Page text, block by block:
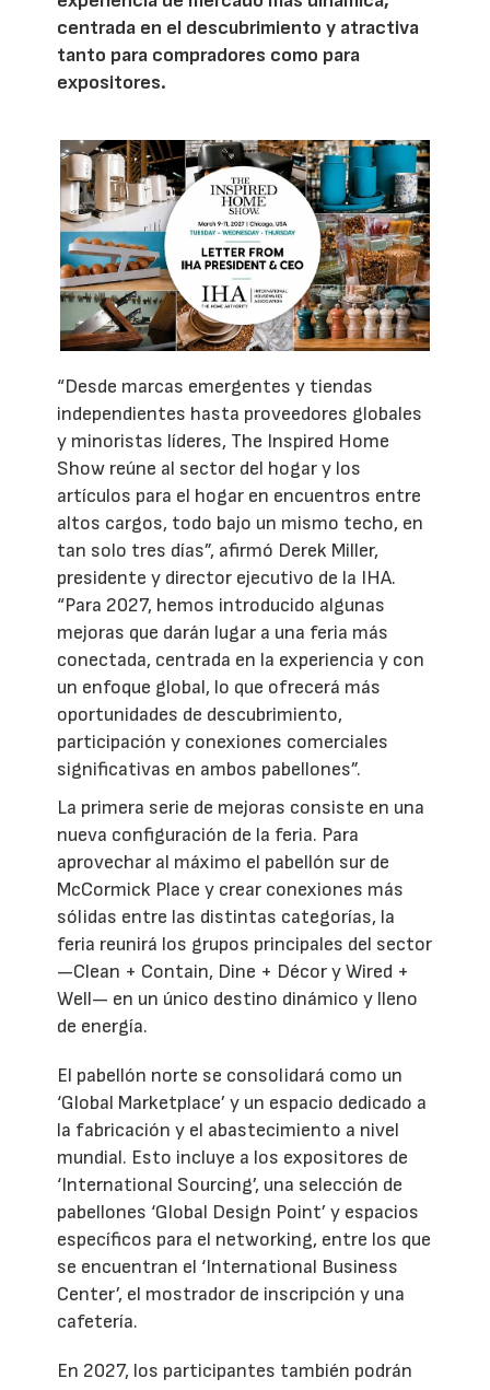
centrada en el descubrimiento y atractiva
tanto para compradores como para
expositores.
“Desde marcas emergentes y tiendas
independientes hasta proveedores globales
y minoristas líderes, The Inspired Home
Show reúne al sector del hogar y los
artículos para el hogar en encuentros entre
altos cargos, todo bajo un mismo techo, en
tan solo tres días”, afirmó Derek Miller,
presidente y director ejecutivo de la IHA.
“Para 2027, hemos introducido algunas
mejoras que darán lugar a una feria más
conectada, centrada en la experiencia y con
un enfoque global, lo que ofrecerá más
oportunidades de descubrimiento,
participación y conexiones comerciales
significativas en ambos pabellones”.
La primera serie de mejoras consiste en una
nueva configuración de la feria. Para
aprovechar al máximo el pabellón sur de
McCormick Place y crear conexiones más
sólidas entre las distintas categorías, la
feria reunirá los grupos principales del sector
—Clean + Contain, Dine + Décor y Wired +
Well— en un único destino dinámico y lleno
de energía.
El pabellón norte se consolidará como un
‘Global Marketplace’ y un espacio dedicado a
la fabricación y el abastecimiento a nivel
mundial. Esto incluye a los expositores de
‘International Sourcing’, una selección de
pabellones ‘Global Design Point’ y espacios
específicos para el networking, entre los que
se encuentran el ‘International Business
Center’, el mostrador de inscripción y una
cafetería.
En 2027, los participantes también podrán